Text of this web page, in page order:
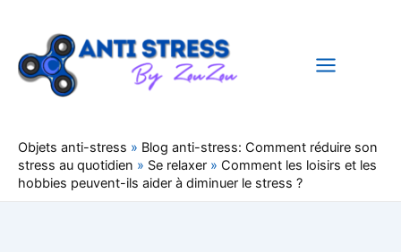
contenu
Objets anti-stress » Blog anti-stress: Comment réduire son
stress au quotidien » Se relaxer » Comment les loisirs et les
hobbies peuvent-ils aider à diminuer le stress ?